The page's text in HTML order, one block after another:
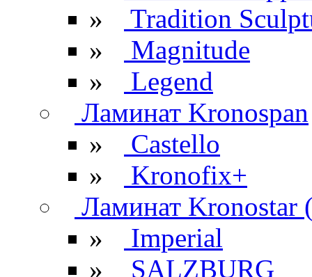
»
Tradition
»
Magnitude
»
Legend
Ламинат Kronospan
»
Castello
»
Kronofix+
Ламинат Kronostar
»
Imperial
»
SALZBURG